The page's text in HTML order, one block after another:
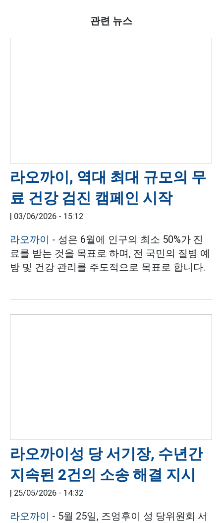
관련 뉴스
라오까이, 역대 최대 규모의 무
료 건강 검진 캠페인 시작
| 03/06/2026 - 15:12
라오까이 - 성은 6월에 인구의 최소 50%가 진
료를 받는 것을 목표로 하며, 전 국민의 질병 예
방 및 건강 관리를 주도적으로 목표로 합니다.
라오까이성 당 서기장, 수년간
지속된 2건의 소송 해결 지시
| 25/05/2026 - 14:32
라오까이 - 5월 25일, 즈엉후이 성 당위원회 서